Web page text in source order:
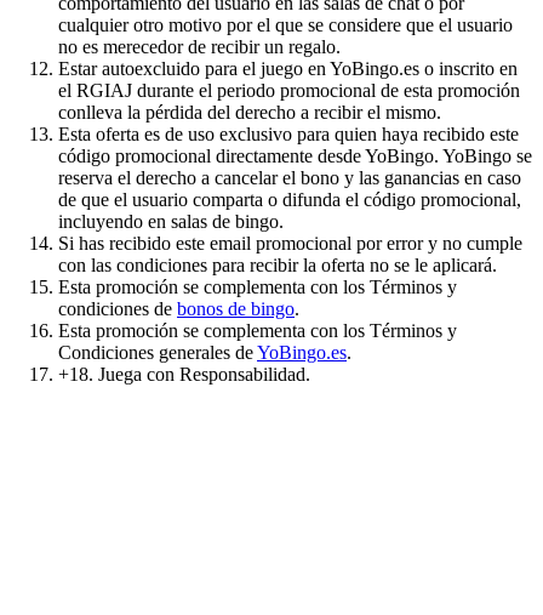
cualquier otro motivo por el que se considere que el usuario
no es merecedor de recibir un regalo.
Estar autoexcluido para el juego en YoBingo.es o inscrito en
el RGIAJ durante el periodo promocional de esta promoción
conlleva la pérdida del derecho a recibir el mismo.
Esta oferta es de uso exclusivo para quien haya recibido este
código promocional directamente desde YoBingo. YoBingo se
reserva el derecho a cancelar el bono y las ganancias en caso
de que el usuario comparta o difunda el código promocional,
incluyendo en salas de bingo.
Si has recibido este email promocional por error y no cumple
con las condiciones para recibir la oferta no se le aplicará.
Esta promoción se complementa con los Términos y
condiciones de bonos de bingo.
Esta promoción se complementa con los Términos y
Condiciones generales deYoBingo.es.
+18. Juega con Responsabilidad.